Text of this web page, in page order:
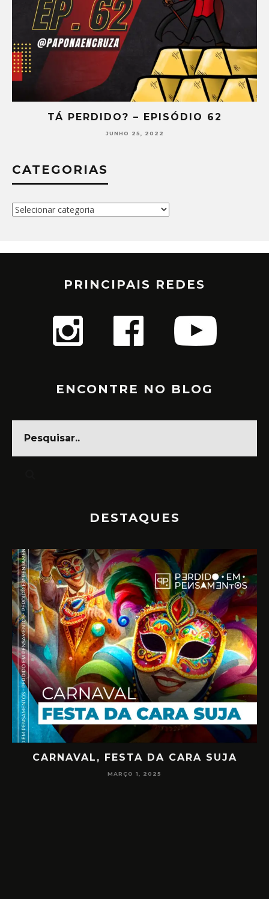
TÁ PERDIDO? – EPISÓDIO 62
JUNHO 25, 2022
CATEGORIAS
Categorias
PRINCIPAIS REDES
ENCONTRE NO BLOG
DESTAQUES
CARNAVAL, FESTA DA CARA SUJA
MARÇO 1, 2025